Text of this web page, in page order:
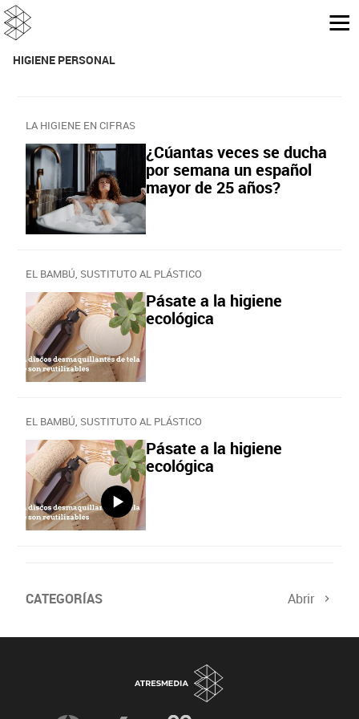
HIGIENE PERSONAL
LA HIGIENE EN CIFRAS
¿Cúantas veces se ducha
por semana un español
mayor de 25 años?
EL BAMBÚ, SUSTITUTO AL PLÁSTICO
Pásate a la higiene
ecológica
EL BAMBÚ, SUSTITUTO AL PLÁSTICO
Pásate a la higiene
ecológica
CATEGORÍAS Abrir